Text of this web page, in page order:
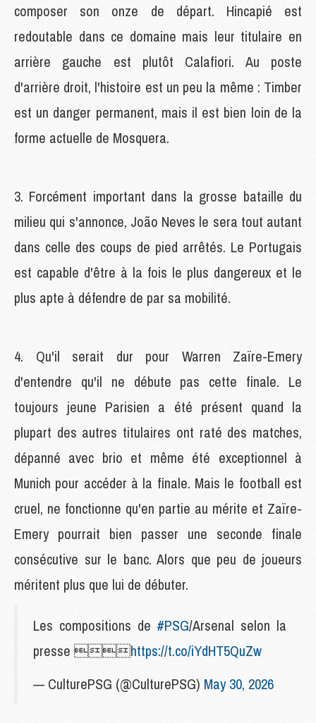
composer son onze de départ. Hincapié est
redoutable dans ce domaine mais leur titulaire en
arrière gauche est plutôt Calafiori. Au poste
d'arrière droit, l'histoire est un peu la même : Timber
est un danger permanent, mais il est bien loin de la
forme actuelle de Mosquera.
3. Forcément important dans la grosse bataille du
milieu qui s'annonce, João Neves le sera tout autant
dans celle des coups de pied arrêtés. Le Portugais
est capable d'être à la fois le plus dangereux et le
plus apte à défendre de par sa mobilité.
4. Qu'il serait dur pour Warren Zaïre-Emery
d'entendre qu'il ne débute pas cette finale. Le
toujours jeune Parisien a été présent quand la
plupart des autres titulaires ont raté des matches,
dépanné avec brio et même été exceptionnel à
Munich pour accéder à la finale. Mais le football est
cruel, ne fonctionne qu'en partie au mérite et Zaïre-
Emery pourrait bien passer une seconde finale
consécutive sur le banc. Alors que peu de joueurs
méritent plus que lui de débuter.
Les compositions de #PSG/Arsenal selon la
presse https://t.co/iYdHT5QuZw
— CulturePSG (@CulturePSG) May 30, 2026